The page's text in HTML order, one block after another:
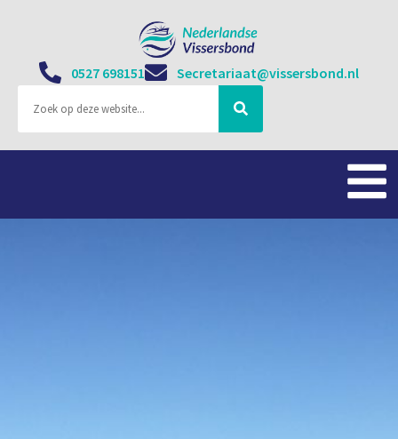
0527 698151 Secretariaat@vissersbond.nl